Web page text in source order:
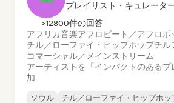
プレイリスト・キュレータ
>12800件の回答
アフリカ音楽アフロビート／アフロポ
チル／ローファイ・ヒップホップチル
コマーシャル／メインストリーム
アーティストを「インパクトのあるプ
加
ソウル
チル／ローファイ・ヒップホッ